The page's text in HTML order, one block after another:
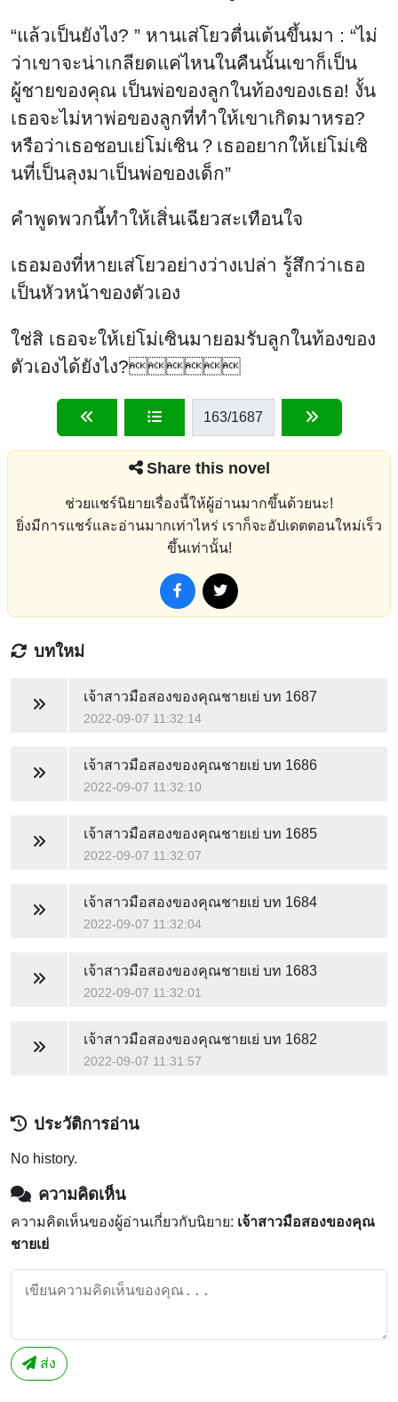
“แล้วเป็นยังไง? ” หานเส่โยวตื่นเต้นขึ้นมา : “ไม่
ว่าเขาจะน่าเกลียดแค่ไหนในคืนนั้นเขาก็เป็น
ผู้ชายของคุณ เป็นพ่อของลูกในท้องของเธอ! งั้น
เธอจะไม่หาพ่อของลูกที่ทำให้เขาเกิดมาหรอ?
หรือว่าเธอชอบเย่โม่เซิน？เธออยากให้เย่โม่เซิ
นที่เป็นลุงมาเป็นพ่อของเด็ก”
คำพูดพวกนี้ทำให้เสิ่นเฉียวสะเทือนใจ
เธอมองที่หายเส่โยวอย่างว่างเปล่า รู้สึกว่าเธอ
เป็นหัวหน้าของตัวเอง
ใช่สิ เธอจะให้เย่โม่เซินมายอมรับลูกในท้องของ
ตัวเองได้ยังไง?
163/1687
Share this novel
ช่วยแชร์นิยายเรื่องนี้ให้ผู้อ่านมากขึ้นด้วยนะ!
ยิ่งมีการแชร์และอ่านมากเท่าไหร่ เราก็จะอัปเดตตอนใหม่เร็ว
ขึ้นเท่านั้น!
บทใหม่
เจ้าสาวมือสองของคุณชายเย่ บท 1687
2022-09-07 11:32:14
เจ้าสาวมือสองของคุณชายเย่ บท 1686
2022-09-07 11:32:10
เจ้าสาวมือสองของคุณชายเย่ บท 1685
2022-09-07 11:32:07
เจ้าสาวมือสองของคุณชายเย่ บท 1684
2022-09-07 11:32:04
เจ้าสาวมือสองของคุณชายเย่ บท 1683
2022-09-07 11:32:01
เจ้าสาวมือสองของคุณชายเย่ บท 1682
2022-09-07 11:31:57
ประวัติการอ่าน
No history.
ความคิดเห็น
ความคิดเห็นของผู้อ่านเกี่ยวกับนิยาย: เจ้าสาวมือสองของคุณ
ชายเย่
ส่ง